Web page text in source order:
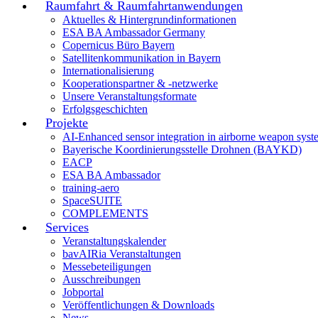
Raumfahrt & Raumfahrtanwendungen
Aktuelles & Hintergrundinformationen
ESA BA Ambassador Germany
Copernicus Büro Bayern
Satellitenkommunikation in Bayern
Internationalisierung
Kooperationspartner & -netzwerke
Unsere Veranstaltungsformate
Erfolgsgeschichten
Projekte
AI-Enhanced sensor integration in airborne weapon
Bayerische Koordinierungsstelle Drohnen (BAYKD)
EACP
ESA BA Ambassador
training-aero
SpaceSUITE
COMPLEMENTS
Services
Veranstaltungskalender
bavAIRia Veranstaltungen
Messebeteiligungen
Ausschreibungen
Jobportal
Veröffentlichungen & Downloads